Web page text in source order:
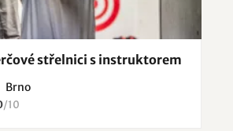
střelnici s instruktorem
Brno
/10